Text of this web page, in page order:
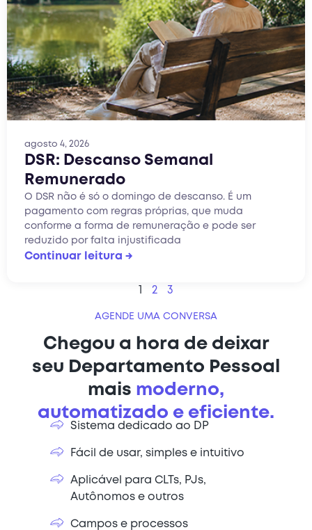
agosto 4, 2026
DSR: Descanso Semanal
Remunerado
O DSR não é só o domingo de descanso. É um
pagamento com regras próprias, que muda
conforme a forma de remuneração e pode ser
reduzido por falta injustificada
Continuar leitura →
2 3
AGENDE UMA CONVERSA
Chegou a hora de deixar
seu Departamento Pessoal
mais moderno,
automatizado e eficiente.
Sistema dedicado ao DP
Fácil de usar, simples e intuitivo
Aplicável para CLTs, PJs,
Autônomos e outros
Campos e processos